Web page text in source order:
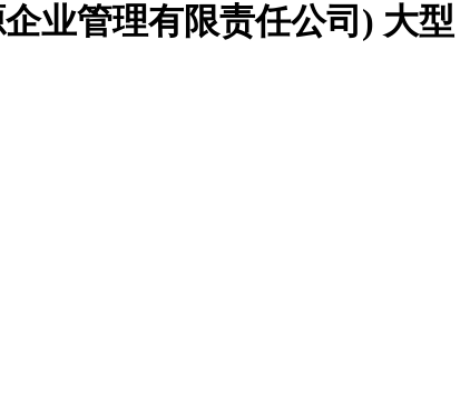
业管理有限责任公司) 大型